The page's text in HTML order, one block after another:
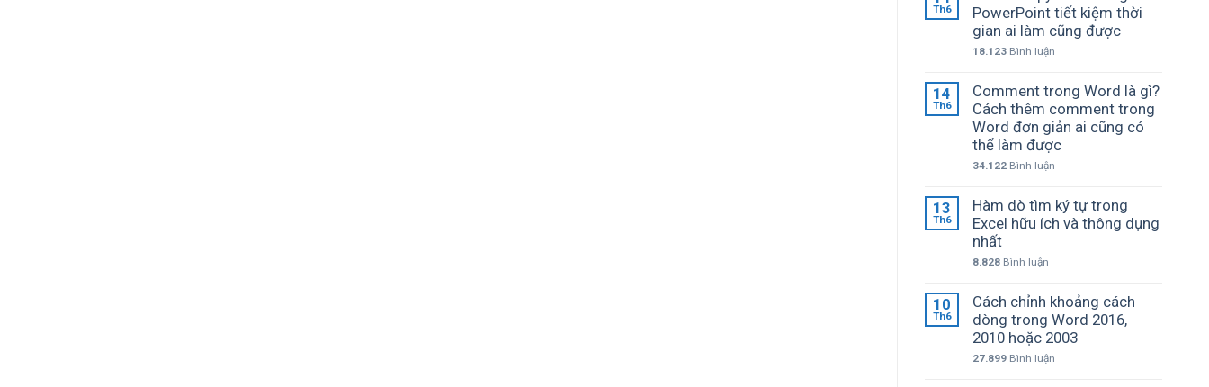
Th6
PowerPoint tiết kiệm thời
gian ai làm cũng được
18.123 Bình luận
14
Th6
Comment trong Word là gì?
Cách thêm comment trong
Word đơn giản ai cũng có
thể làm được
34.122 Bình luận
13
Th6
Hàm dò tìm ký tự trong
Excel hữu ích và thông dụng
nhất
8.828 Bình luận
10
Th6
Cách chỉnh khoảng cách
dòng trong Word 2016,
2010 hoặc 2003
27.899 Bình luận